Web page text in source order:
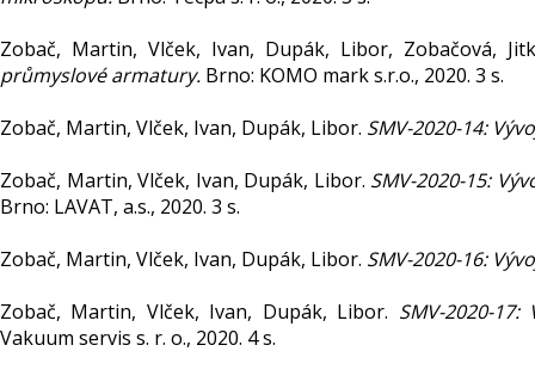
Zobač, Martin, Vlček, Ivan, Dupák, Libor, Zobačová,
průmyslové armatury. Brno: KOMO mark s.r.o., 2020. 3 s.
Zobač, Martin, Vlček, Ivan, Dupák, Libor. SMV-2020-14:
Zobač, Martin, Vlček, Ivan, Dupák, Libor. SMV-2020-15:
Brno: LAVAT, a.s., 2020. 3 s.
Zobač, Martin, Vlček, Ivan, Dupák, Libor. SMV-2020-16:
Zobač, Martin, Vlček, Ivan, Dupák, Libor. SMV-2020-
Vakuum servis s. r. o., 2020. 4 s.